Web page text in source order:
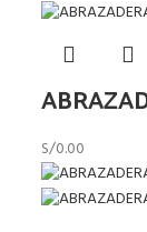
S/0.00